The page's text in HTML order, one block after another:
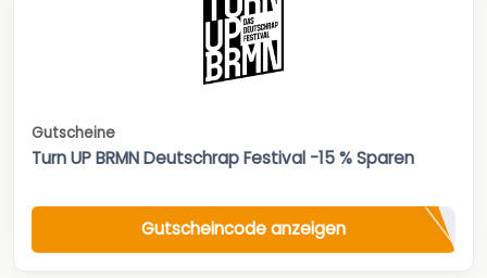
Gutscheine
Turn UP BRMN Deutschrap Festival -15 % Sparen
Gutscheincode anzeigen